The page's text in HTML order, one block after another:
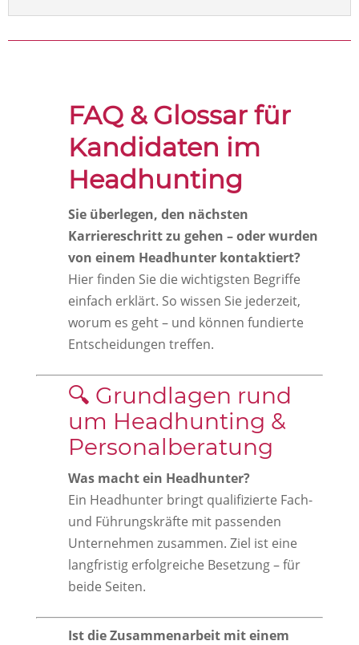
FAQ & Glossar für
Kandidaten im
Headhunting
Sie überlegen, den nächsten
Karriereschritt zu gehen – oder wurden
von einem Headhunter kontaktiert?
Hier finden Sie die wichtigsten Begriffe
einfach erklärt. So wissen Sie jederzeit,
worum es geht – und können fundierte
Entscheidungen treffen.
🔍 Grundlagen rund
um Headhunting &
Personalberatung
Was macht ein Headhunter?
Ein Headhunter bringt qualifizierte Fach-
und Führungskräfte mit passenden
Unternehmen zusammen. Ziel ist eine
langfristig erfolgreiche Besetzung – für
beide Seiten.
Ist die Zusammenarbeit mit einem